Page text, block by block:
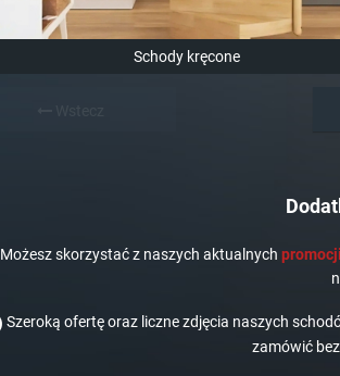
Schody kręcone
Możesz skorzystać z naszych aktualnych promocji
Szeroką ofertę oraz liczne zdjęcia naszych
zamówić